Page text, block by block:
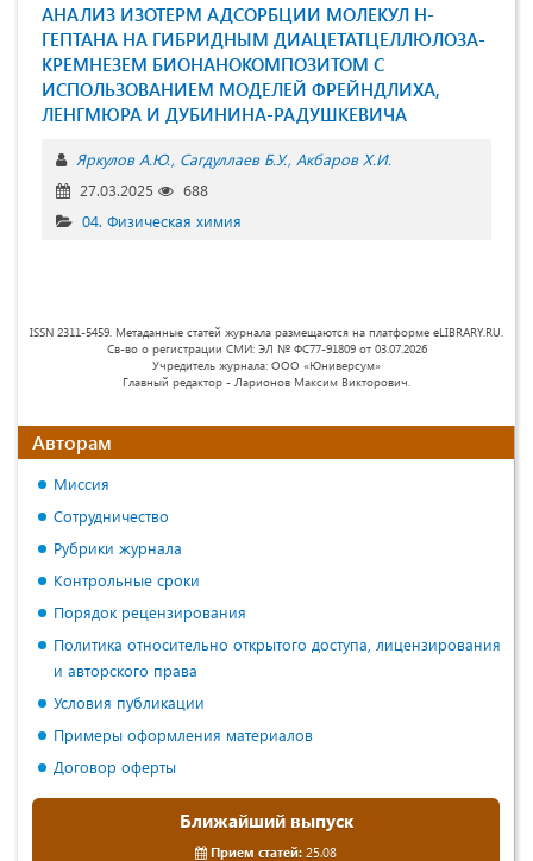
АНАЛИЗ ИЗОТЕРМ АДСОРБЦИИ МОЛЕКУЛ Н-
ГЕПТАНА НА ГИБРИДНЫМ ДИАЦЕТАТЦЕЛЛЮЛОЗА-
КРЕМНЕЗЕМ БИОНАНОКОМПОЗИТОМ С
ИСПОЛЬЗОВАНИЕМ МОДЕЛЕЙ ФРЕЙНДЛИХА,
ЛЕНГМЮРА И ДУБИНИНА-РАДУШКЕВИЧА
Яркулов А.Ю. Сагдуллаев Б.У. Акбаров Х.И.
27.03.2025
688
04. Физическая химия
ISSN 2311-5459. Метаданные статей журнала размещаются на платформе eLIBRARY.RU.
Св-во о регистрации СМИ: ЭЛ № ФС77-91809 от 03.07.2026
Учредитель журнала: ООО «Юниверсум»
Главный редактор - Ларионов Максим Викторович.
Авторам
Миссия
Сотрудничество
Рубрики журнала
Контрольные сроки
Порядок рецензирования
Политика относительно открытого доступа, лицензирования
и авторского права
Условия публикации
Примеры оформления материалов
Договор оферты
Ближайший выпуск
Прием статей: 25.08